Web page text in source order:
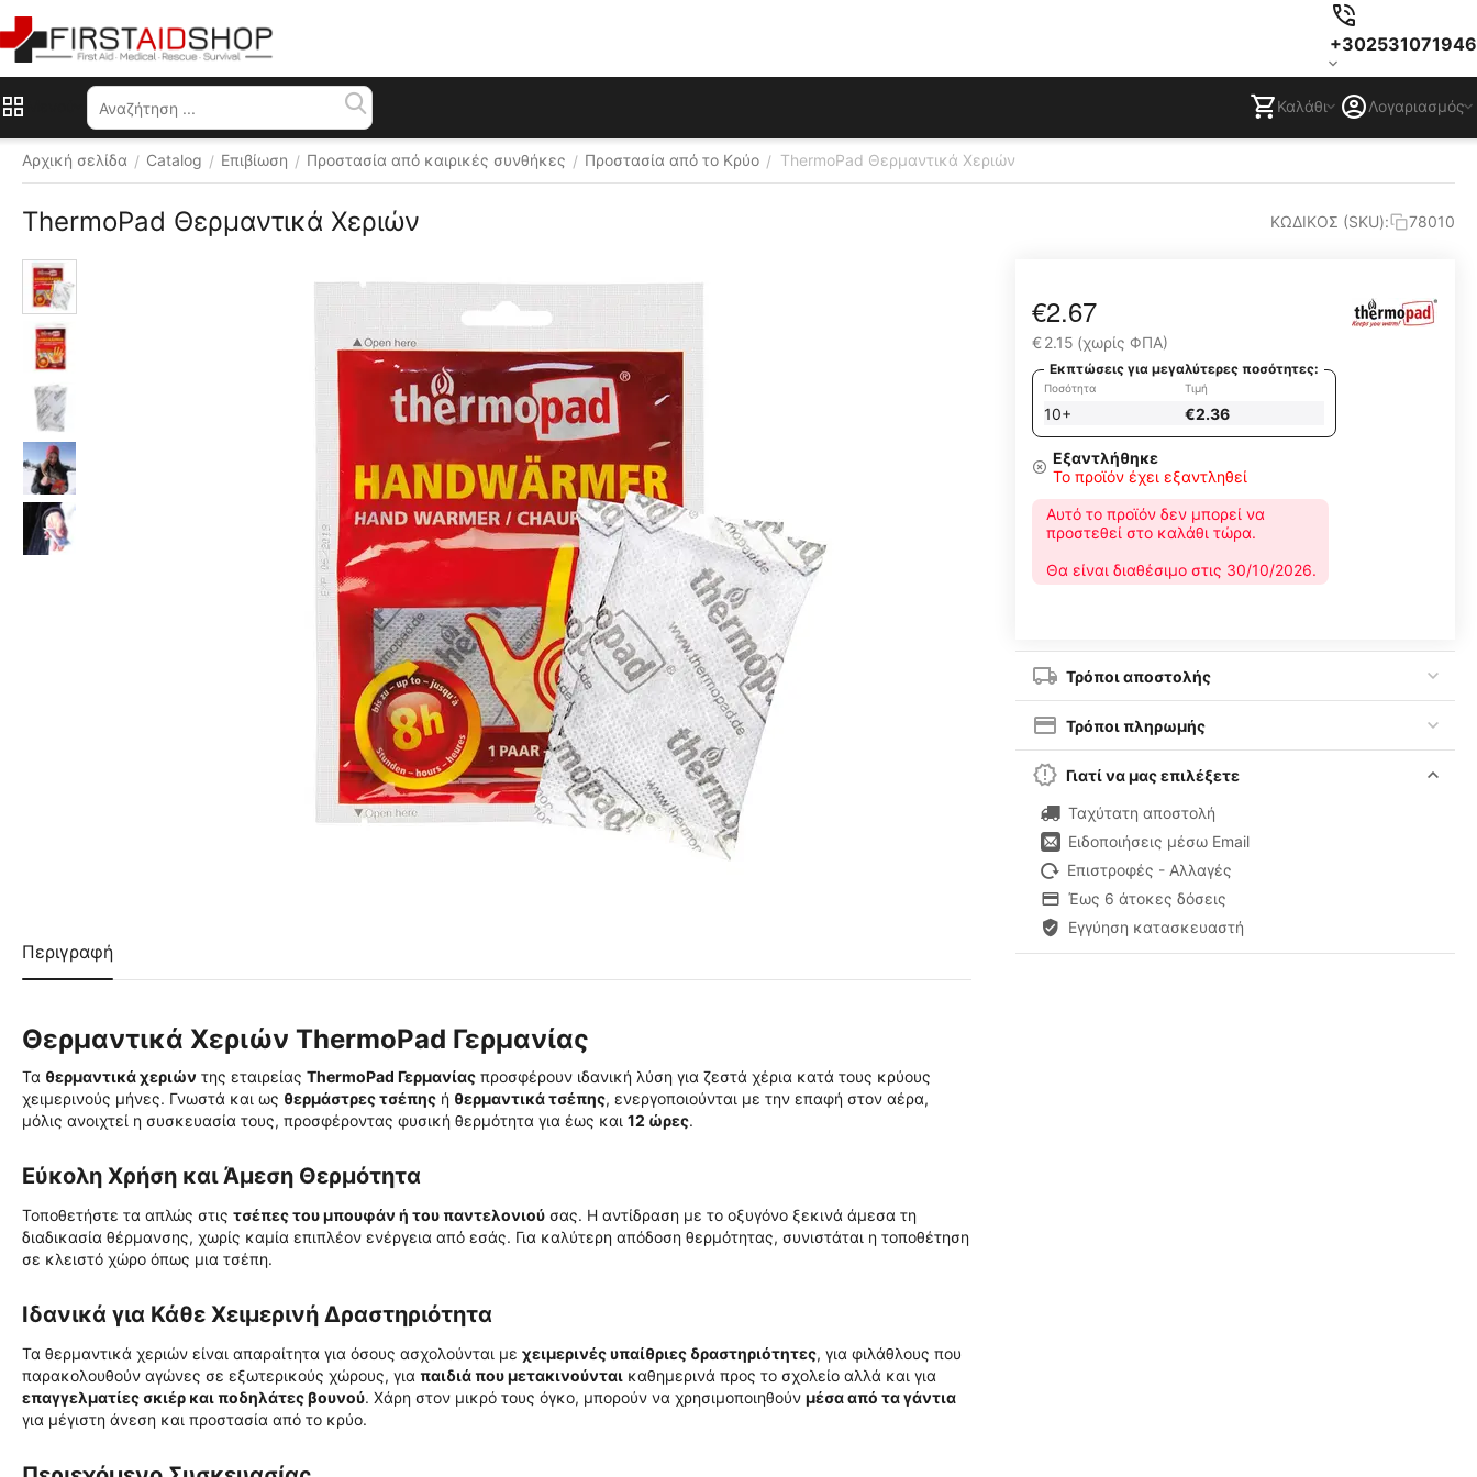
+302531071946
Καλάθι Λογαριασμός
Αρχική σελίδα / Catalog / Επιβίωση / Προστασία από καιρικές συνθήκες / Προστασία από το Κρύο / ThermoPad Θερμαντικά Χεριών
ThermoPad Θερμαντικά Χεριών ΚΩΔΙΚΟΣ (SKU): 78010
✔
Επίσημος
διανομέας
€2.67
€2.15 (χωρίς ΦΠΑ)
Εκπτώσεις για μεγαλύτερες ποσότητες:
Ποσότητα
10+
Τιμή
€2.36
Εξαντλήθηκε
Το προϊόν έχει εξαντληθεί
Αυτό το προϊόν δεν μπορεί να
προστεθεί στο καλάθι τώρα.
Θα είναι διαθέσιμο στις 30/10/2026.
Τρόποι αποστολής
Τρόποι πληρωμής
Γιατί να μας επιλέξετε
Ταχύτατη αποστολή
Ειδοποιήσεις μέσω Email
Επιστροφές - Αλλαγές
Έως 6 άτοκες δόσεις
Εγγύηση κατασκευαστή
Περιγραφή
Θερμαντικά Χεριών ThermoPad Γερμανίας
Τα θερμαντικά χεριών της εταιρείας ThermoPad Γερμανίας προσφέρουν ιδανική λύση για ζεστά χέρια κατά τους κρύους
χειμερινούς μήνες. Γνωστά και ως θερμάστρες τσέπης ή θερμαντικά τσέπης, ενεργοποιούνται με την επαφή στον αέρα,
μόλις ανοιχτεί η συσκευασία τους, προσφέροντας φυσική θερμότητα για έως και 12 ώρες.
Εύκολη Χρήση και Άμεση Θερμότητα
Τοποθετήστε τα απλώς στις τσέπες του μπουφάν ή του παντελονιού σας. Η αντίδραση με το οξυγόνο ξεκινά άμεσα τη
διαδικασία θέρμανσης, χωρίς καμία επιπλέον ενέργεια από εσάς. Για καλύτερη απόδοση θερμότητας, συνιστάται η τοποθέτηση
σε κλειστό χώρο όπως μια τσέπη.
Ιδανικά για Κάθε Χειμερινή Δραστηριότητα
Τα θερμαντικά χεριών είναι απαραίτητα για όσους ασχολούνται με χειμερινές υπαίθριες δραστηριότητες, για φιλάθλους που
παρακολουθούν αγώνες σε εξωτερικούς χώρους, για παιδιά που μετακινούνται καθημερινά προς το σχολείο αλλά και για
επαγγελματίες σκιέρ και ποδηλάτες βουνού. Χάρη στον μικρό τους όγκο, μπορούν να χρησιμοποιηθούν μέσα από τα γάντια
για μέγιστη άνεση και προστασία από το κρύο.